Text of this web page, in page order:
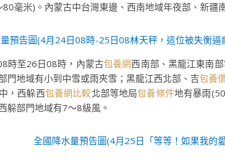
毫米)。內蒙古中台灣東邊、西南地域年夜部、新
預告圖(4月24日08時-25日08林天秤，這位被失衡
時至26日08時，內蒙古包養網西南部、黑龍江東南
門地域有小到中雪或雨夾雪；黑龍江西北部、吉包養
，西躲西包養網比較北部等地局包養條件地有暴雨(50
躲部門地域有7～8級風。
全國降水量預告圖(4月25日「等等！如果我的